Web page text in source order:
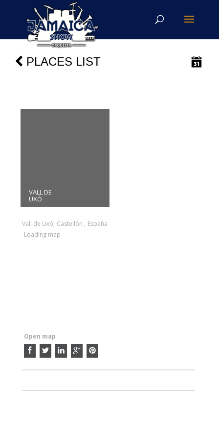
PLACES LIST
VALL DE
UXÓ
Vall de Uxó, Castellón , España
Loading map
Open map